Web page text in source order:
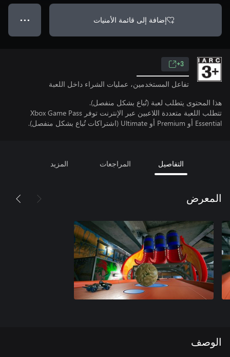
إضافة إلى قائمة الأمنيات ● ● ●
3+
تفاعل المستخدمين، عمليات الشراء داخل اللعبة
هذا المحتوى يتطلب لعبة (تُباع بشكل منفصل).
تتطلب اللعبة متعددة اللاعبين عبر الإنترنت توفر Xbox Game Pass
Essential أو Premium أو Ultimate (اشتراكات تُباع بشكل منفصل).
التفاصيل المراجعات المزيد
المعرض
الوصف